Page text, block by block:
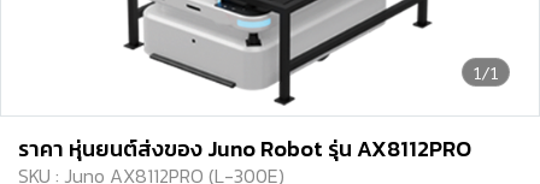
1/1
ราคา หุ่นยนต์ส่งของ Juno Robot รุ่น AX8112PRO
SKU : Juno AX8112PRO (L-300E)